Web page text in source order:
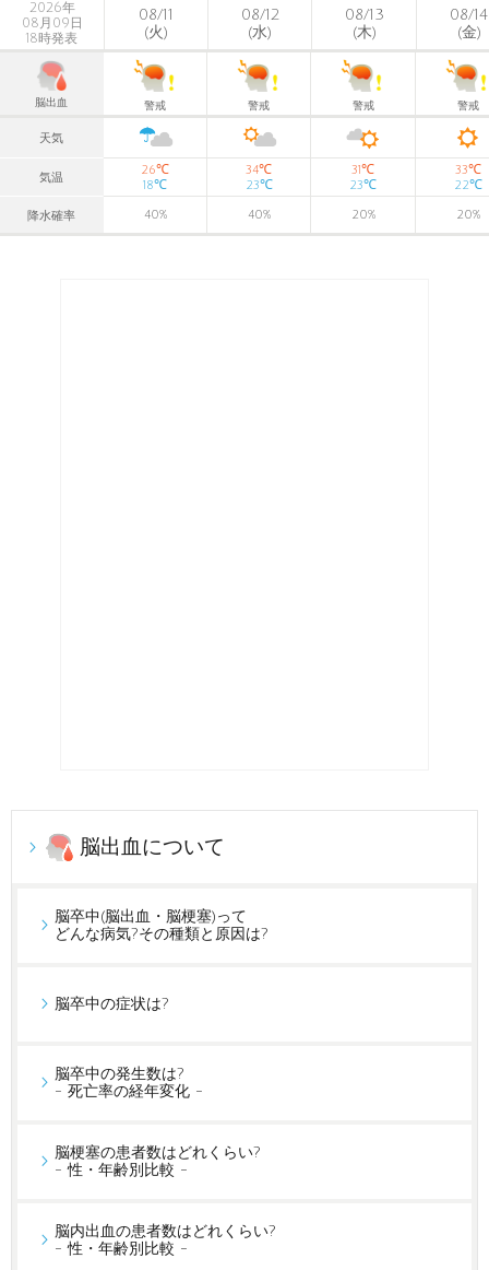
2026年
08月09日
18時発表
08/11
(火)
08/12
(水)
08/13
(木)
08/14
(金)
脳出血 警戒 警戒 警戒 警戒
天気
気温
26℃
18℃
34℃
23℃
31℃
23℃
33℃
22℃
降水確率 40% 40% 20% 20%
脳出血について
脳卒中(脳出血・脳梗塞)って
どんな病気?その種類と原因は?
脳卒中の症状は?
脳卒中の発生数は?
- 死亡率の経年変化 -
脳梗塞の患者数はどれくらい?
- 性・年齢別比較 -
脳内出血の患者数はどれくらい?
- 性・年齢別比較 -